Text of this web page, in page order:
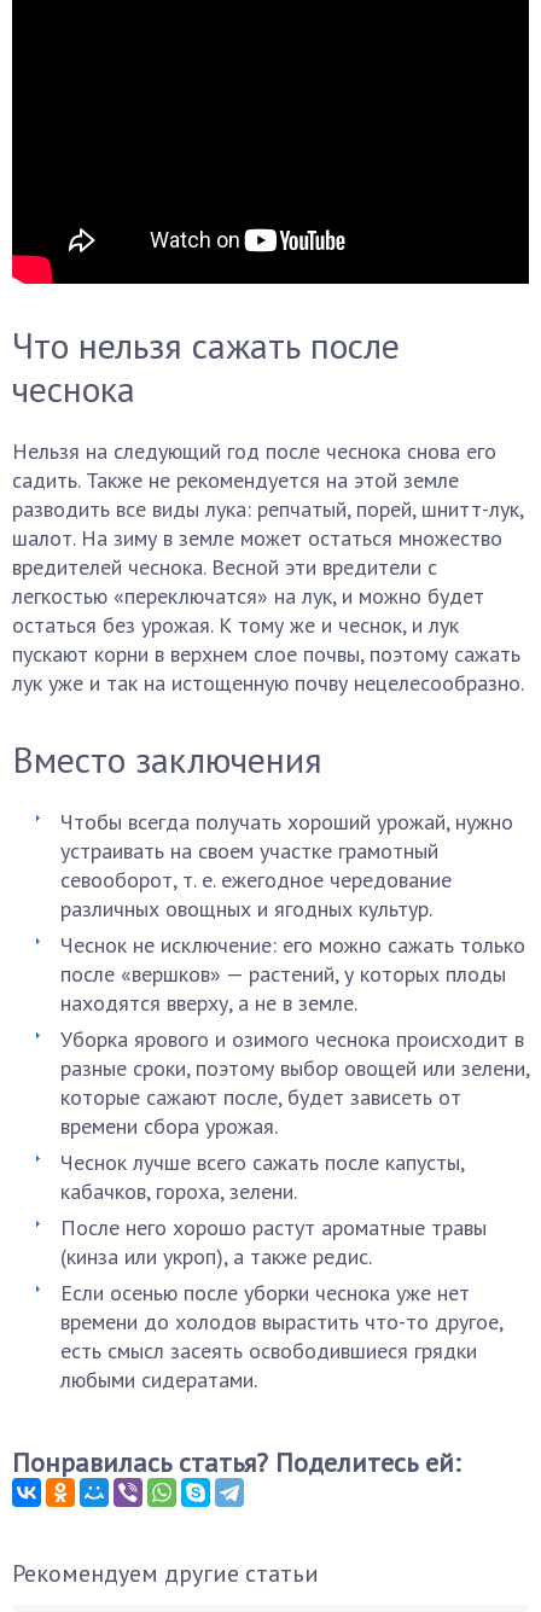
Что нельзя сажать после
чеснока
Нельзя на следующий год после чеснока снова его
садить. Также не рекомендуется на этой земле
разводить все виды лука: репчатый, порей, шнитт-лук,
шалот. На зиму в земле может остаться множество
вредителей чеснока. Весной эти вредители с
легкостью «переключатся» на лук, и можно будет
остаться без урожая. К тому же и чеснок, и лук
пускают корни в верхнем слое почвы, поэтому сажать
лук уже и так на истощенную почву нецелесообразно.
Вместо заключения
Чтобы всегда получать хороший урожай, нужно
устраивать на своем участке грамотный
севооборот, т. е. ежегодное чередование
различных овощных и ягодных культур.
Чеснок не исключение: его можно сажать только
после «вершков» — растений, у которых плоды
находятся вверху, а не в земле.
Уборка ярового и озимого чеснока происходит в
разные сроки, поэтому выбор овощей или зелени,
которые сажают после, будет зависеть от
времени сбора урожая.
Чеснок лучше всего сажать после капусты,
кабачков, гороха, зелени.
После него хорошо растут ароматные травы
(кинза или укроп), а также редис.
Если осенью после уборки чеснока уже нет
времени до холодов вырастить что-то другое,
есть смысл засеять освободившиеся грядки
любыми сидератами.
Понравилась статья? Поделитесь ей:
Рекомендуем другие статьи